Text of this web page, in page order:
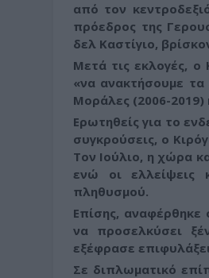
από τον
πρόεδρος της
δελ Καστίγιο,
Μετά τις εκλογές, ο
«να ανακτήσουμε τα
Μοράλες (2006-2019)
Ερωτηθείς για το
συγκρούσεις, ο
Τον Ιούλιο, η χώρα
ενώ οι ελλείψεις
πληθυσμού.
Επίσης, αναφέρθηκε
να προσελκύσει
εξέφρασε
Σε διπλωματικό